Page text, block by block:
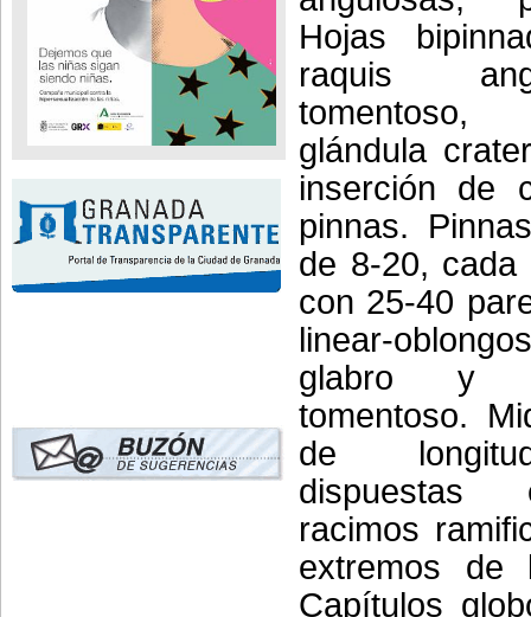
Hojas
raquis
glándula
inserción de
pinnas.
de 8-20, cada
con 25-40
linear-
glabro y
tomentoso.
de
racimos
extremos de
Capítulos